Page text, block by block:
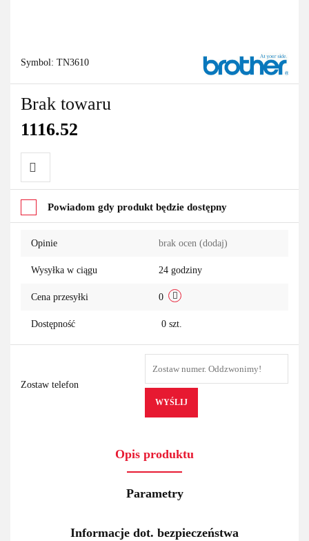
Symbol: TN3610
Brak towaru
1116.52
Do
Powiadom gdy produkt będzie dostępny
Opinie brak ocen (dodaj)
Wysyłka w ciągu 24 godziny
Cena przesyłki 0
Dostępność 0 szt.
Zostaw telefon
WYŚLIJ
Opis produktu
Parametry
Informacje dot. bezpieczeństwa